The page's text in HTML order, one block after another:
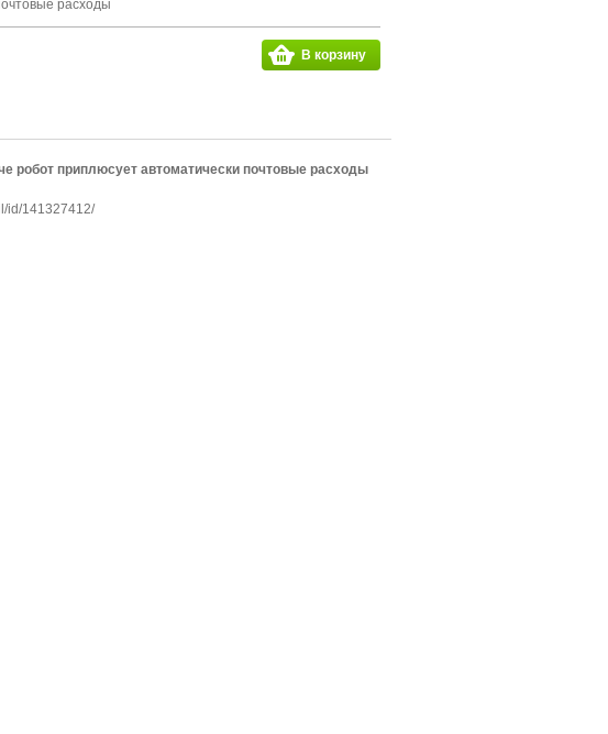
расходы
В корзину
робот приплюсует автоматически почтовые расходы
id/141327412/